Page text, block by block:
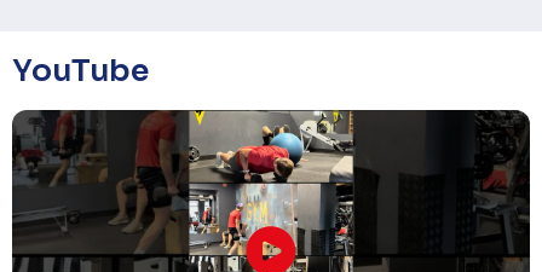
YouTube